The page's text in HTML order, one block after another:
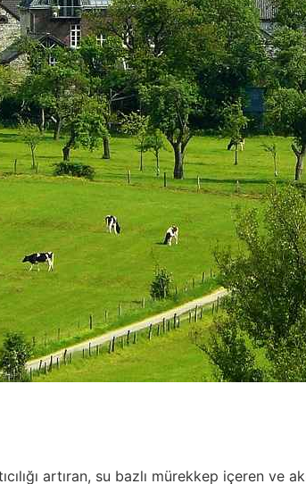
artıran, su bazlı mürekkep içeren